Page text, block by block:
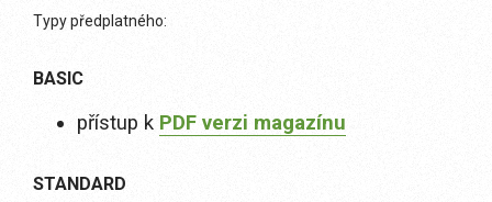
Typy předplatného:
BASIC
přístup k PDF verzi magazínu
STANDARD